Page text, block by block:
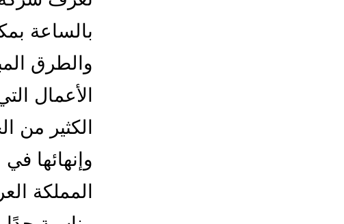
بالساعة
والطرق
الأعمال
الكثير من
وإنهائها
المملكة